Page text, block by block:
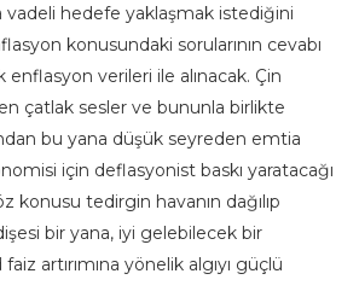
hedefe yaklaşmak istediğini
konusundaki sorularının cevabı
enflasyon verileri ile alınacak. Çin
çatlak sesler ve bununla birlikte
bu yana düşük seyreden emtia
için deflasyonist baskı yaratacağı
konusu tedirgin havanın dağılıp
bir yana, iyi gelebilecek bir
artırımına yönelik algıyı güçlü